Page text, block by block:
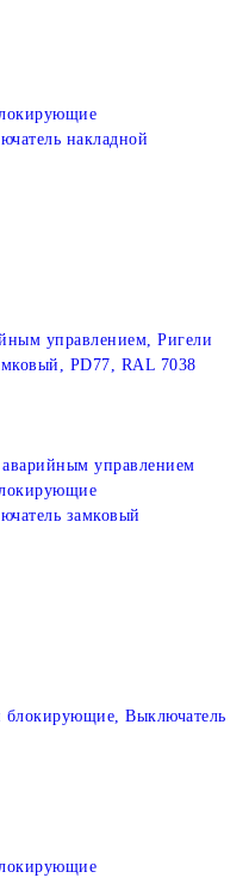
накладной
управлением, Ригели
PD77, RAL 7038
управлением
замковый
Выключатель